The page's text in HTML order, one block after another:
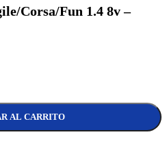
Corsa/Fun 1.4 8v –
Fun 1.4 8v - Prisma 2012 cantidad
AL CARRITO